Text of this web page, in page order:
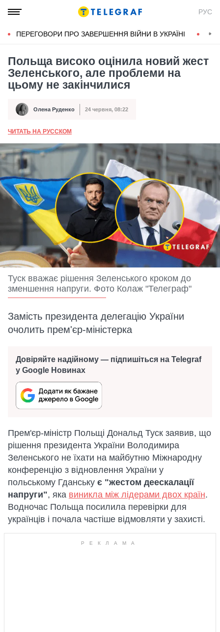
РУС
ПЕРЕГОВОРИ ПРО ЗАВЕРШЕННЯ ВІЙНИ В УКРАЇНІ
Польща високо оцінила новий жест
Зеленського, але проблеми на
цьому не закінчилися
Автор Олена Руденко
Дата публікації 24 червня, 08:22
ЧИТАТЬ НА РУССКОМ
Туск вважає рішення Зеленського кроком до
зменшення напруги. Фото Колаж "Телеграф"
Замість президента делегацію України
очолить прем'єр-міністерка
Довіряйте надійному — підпишіться на Telegraf
у Google Новинах
Прем'єр-міністр Польщі Дональд Туск заявив, що
рішення президента України Володимира
Зеленського не їхати на майбутню Міжнародну
конференцію з відновлення України у
польському Гданську є "жестом деескалації
напруги", яка виникла між лідерами двох країн.
Водночас Польща посилила перевірки для
українців і почала частіше відмовляти у захисті.